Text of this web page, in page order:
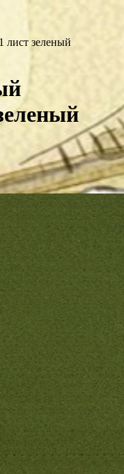
лист зеленый